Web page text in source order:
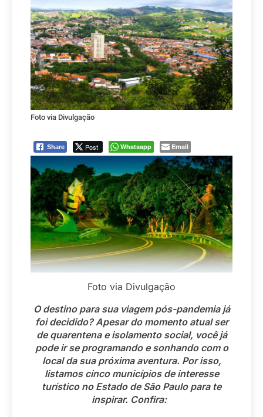
Foto via Divulgação
Share Post Whatsapp Email
Foto via Divulgação
O destino para sua viagem pós-pandemia já
foi decidido? Apesar do momento atual ser
de quarentena e isolamento social, você já
pode ir se programando e sonhando com o
local da sua próxima aventura. Por isso,
listamos cinco municípios de interesse
turístico no Estado de São Paulo para te
inspirar. Confira: